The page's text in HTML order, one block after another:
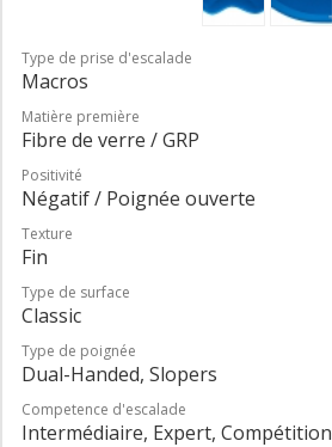
Type de prise d'escalade
Macros
Matière première
Fibre de verre / GRP
Positivité
Négatif / Poignée ouverte
Texture
Fin
Type de surface
Classic
Type de poignée
Dual-Handed, Slopers
Competence d'escalade
Intermédiaire, Expert, Compétition